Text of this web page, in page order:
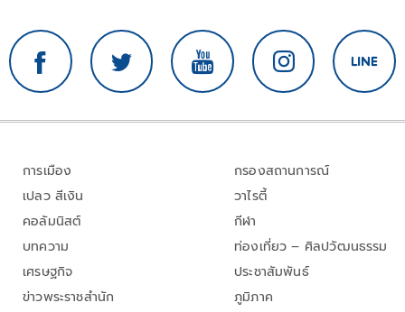
การเมือง
เปลว สีเงิน
คอลัมนิสต์
บทความ
เศรษฐกิจ
ข่าวพระราชสำนัก
กรองสถานการณ์
วาไรตี้
กีฬา
ท่องเที่ยว – ศิลปวัฒนธรรม
ประชาสัมพันธ์
ภูมิภาค